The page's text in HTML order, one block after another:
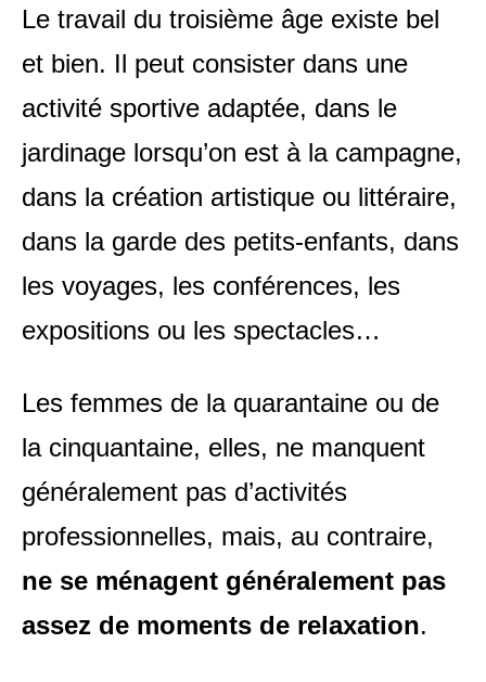
Le travail du troisième âge existe bel
et bien. Il peut consister dans une
activité sportive adaptée, dans le
jardinage lorsqu’on est à la campagne,
dans la création artistique ou littéraire,
dans la garde des petits-enfants, dans
les voyages, les conférences, les
expositions ou les spectacles…
Les femmes de la quarantaine ou de
la cinquantaine, elles, ne manquent
généralement pas d’activités
professionnelles, mais, au contraire,
ne se ménagent généralement pas
assez de moments de relaxation.